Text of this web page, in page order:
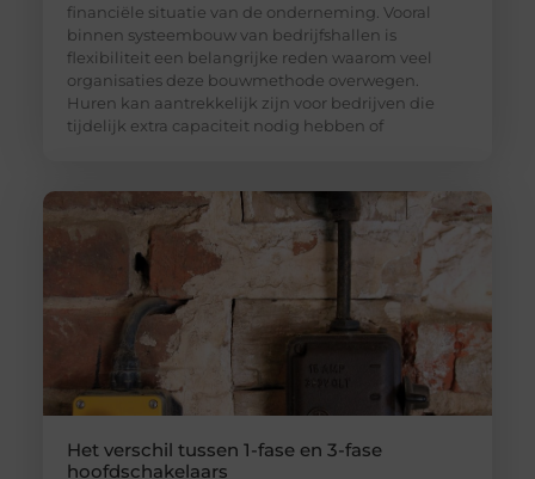
financiële situatie van de onderneming. Vooral
binnen systeembouw van bedrijfshallen is
flexibiliteit een belangrijke reden waarom veel
organisaties deze bouwmethode overwegen.
Huren kan aantrekkelijk zijn voor bedrijven die
tijdelijk extra capaciteit nodig hebben of
Het verschil tussen 1-fase en 3-fase
hoofdschakelaars